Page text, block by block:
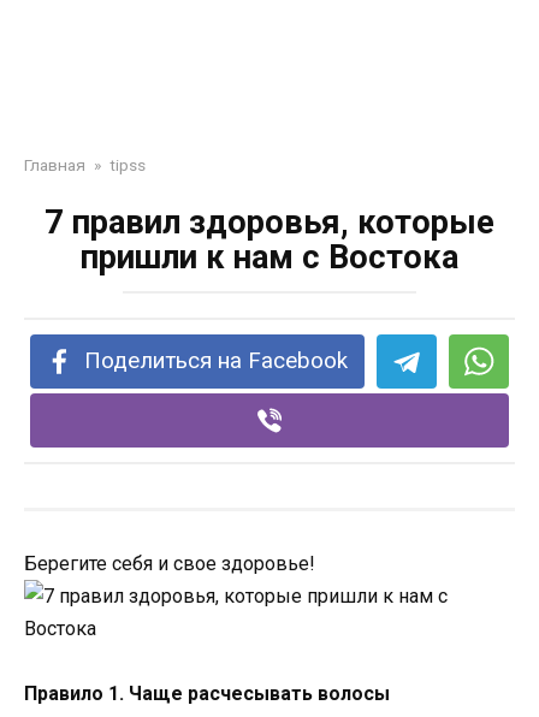
Главная » tipss
7 правил здоровья, которые
пришли к нам с Востока
Поделиться на Facebook
Берегите себя и свое здоровье!
Правило 1. Чаще расчесывать волосы